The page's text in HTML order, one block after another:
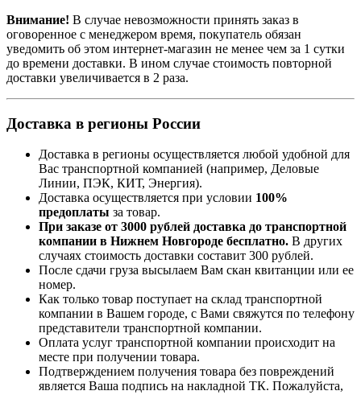
Внимание! В случае невозможности принять заказ в
оговоренное с менеджером время, покупатель обязан
уведомить об этом интернет-магазин не менее чем за 1 сутки
до времени доставки. В ином случае стоимость повторной
доставки увеличивается в 2 раза.
Доставка в регионы России
Доставка в регионы осуществляется любой удобной для
Вас транспортной компанией (например, Деловые
Линии, ПЭК, КИТ, Энергия).
Доставка осуществляется при условии 100%
предоплаты за товар.
При заказе от 3000 рублей доставка до транспортной
компании в Нижнем Новгороде бесплатно. В других
случаях стоимость доставки составит 300 рублей.
После сдачи груза высылаем Вам скан квитанции или ее
номер.
Как только товар поступает на склад транспортной
компании в Вашем городе, с Вами свяжутся по телефону
представители транспортной компании.
Оплата услуг транспортной компании происходит на
месте при получении товара.
Подтверждением получения товара без повреждений
является Ваша подпись на накладной ТК. Пожалуйста,